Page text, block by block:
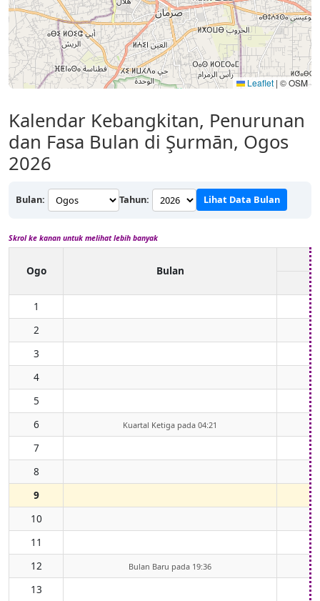
Leaflet | © OSM
Kalendar Kebangkitan, Penurunan
dan Fasa Bulan di Şurmān, Ogos
2026
Bulan: Tahun: Lihat Data Bulan
Skrol ke kanan untuk melihat lebih banyak
Ogo Bulan
1
2
3
4
5
6
Kuartal Ketiga pada 04:21
7
8
9
10
11
12
Bulan Baru pada 19:36
13